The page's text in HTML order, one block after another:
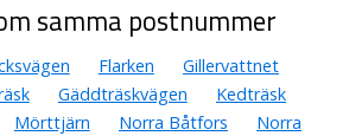
samma postnummer
Flarken
Gillervattnet
Gäddträskvägen
Kedträsk
Mörttjärn Norra Båtfors
Norra